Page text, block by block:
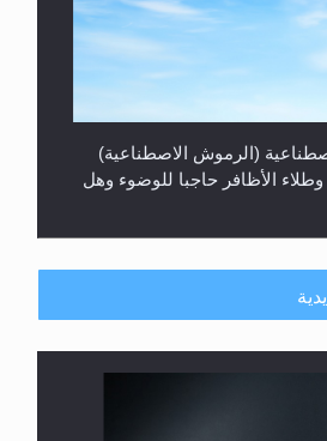
(الرموش الاصطناعية)
وطلاء الأظافر حاجبا للوضوء وهل